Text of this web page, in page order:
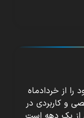
از خردادماه
و کاربردی در